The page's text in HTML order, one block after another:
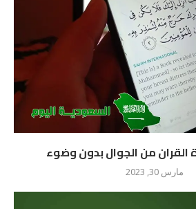
القران من الجوال بدون وضوء
مارس 30, 2023